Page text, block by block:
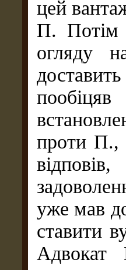
цей
П. Потім
огляду
проти П.,
уже мав
ставити